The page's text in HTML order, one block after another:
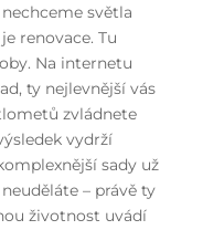
světla
renovace. Tu
Na internetu
ty nejlevnější vás
zvládnete
vydrží
sady už
– právě ty
životnost uvádí